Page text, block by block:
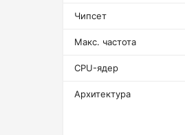
Чипсет
Макс. частота
CPU-ядер
Архитектура